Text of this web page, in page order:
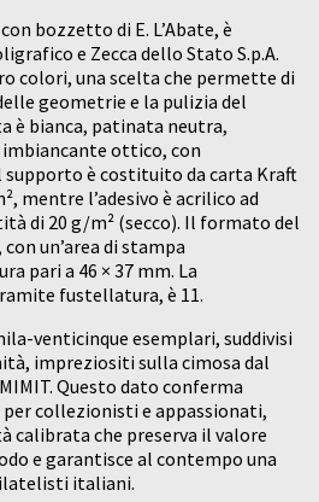
bozzetto di E. L’Abate, è
e Zecca dello Stato S.p.A.
colori, una scelta che permette di
geometrie e la pulizia del
è bianca, patinata neutra,
ottico, con
supporto è costituito da carta Kraft
mentre l’adesivo è acrilico ad
di 20 g/m² (secco). Il formato del
un’area di stampa
pari a 46 × 37 mm. La
fustellatura, è 11.
venticinque esemplari, suddivisi
impreziositi sulla cimosa dal
Questo dato conferma
per collezionisti e appassionati,
calibrata che preserva il valore
e garantisce al contempo una
italiani.